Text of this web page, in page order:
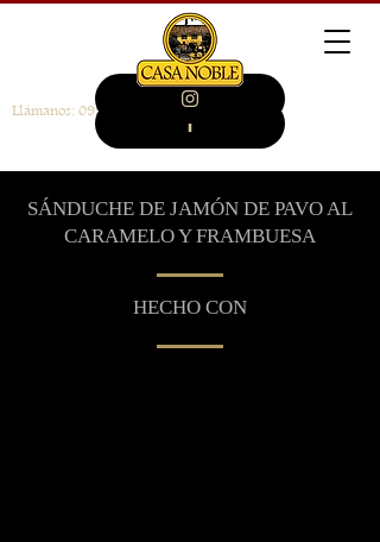
Llámanos: 099 946 4014
SÁNDUCHE DE JAMÓN DE PAVO AL
CARAMELO Y FRAMBUESA
HECHO CON